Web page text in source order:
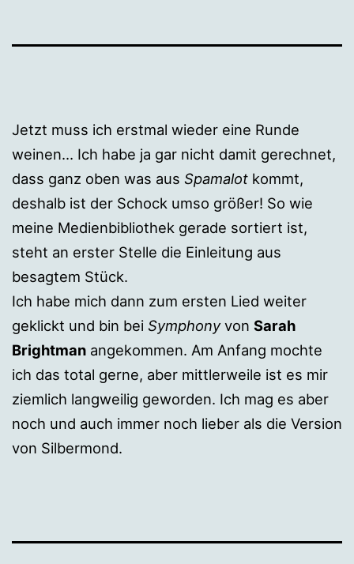
Jetzt muss ich erstmal wieder eine Runde
weinen… Ich habe ja gar nicht damit gerechnet,
dass ganz oben was aus Spamalot kommt,
deshalb ist der Schock umso größer! So wie
meine Medienbibliothek gerade sortiert ist,
steht an erster Stelle die Einleitung aus
besagtem Stück.
Ich habe mich dann zum ersten Lied weiter
geklickt und bin bei Symphonyvon Sarah
Brightman angekommen. Am Anfang mochte
ich das total gerne, aber mittlerweile ist es mir
ziemlich langweilig geworden. Ich mag es aber
noch und auch immer noch lieber als die Version
von Silbermond.